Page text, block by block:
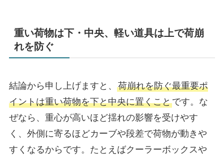
重い荷物は下・中央、軽い道具は上で荷崩
れを防ぐ
結論から申し上げますと、 荷崩れを防ぐ最重要ポ
イントは重い荷物を下と中央に置くことです。な
ぜなら、重心が高いほど揺れの影響を受けやす
く、外側に寄るほどカーブや段差で荷物が動きや
すくなるからです。たとえばクーラーボックスや